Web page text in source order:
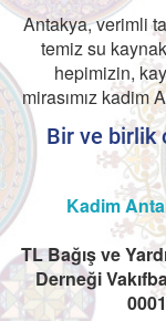
Antakya, verimli
temiz su
hepimizin,
mirasımız kadim
Bir ve birlik
Kadim
TL Bağış ve
Derneği